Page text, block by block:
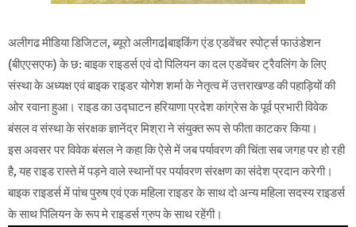
अलीगढ मीडिया डिजिटल, ब्यूरो अलीगढ|बाइकिंग एंड एडवेंचर स्पोर्ट्स फाउंडेशन
(बीएएसएफ) के छ: बाइक राइडर्स एवं दो पिलियन का दल एडवेंचर ट्रैवलिंग के लिए
संस्था के अध्यक्ष एवं बाइक राइडर योगेश शर्मा के नेतृत्व में उत्तराखण्ड की पहाड़ियों की
ओर रवाना हुआ। राइड का उद्घाटन हरियाणा प्रदेश कांग्रेस के पूर्व प्रभारी विवेक
बंसल व संस्था के संरक्षक ज्ञानेंद्र मिश्रा ने संयुक्त रूप से फीता काटकर किया।
इस अवसर पर विवेक बंसल ने कहा कि ऐसे में जब पर्यावरण की चिंता सब जगह पर हो रही
है, यह राइड रास्ते में पड़ने वाले स्थानों पर पर्यावरण संरक्षण का संदेश प्रदान करेगी।
बाइक राइडर्स में पांच पुरुष एवं एक महिला राइडर के साथ दो अन्य महिला सदस्य राइडर्स
के साथ पिलियन के रूप मे राइडर्स ग्रुप के साथ रहेंगी।